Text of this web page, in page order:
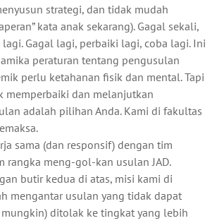
strategi, dan tidak mudah
kata anak sekarang). Gagal sekali,
Gagal lagi, perbaiki lagi, coba lagi. Ini
peraturan tentang pengusulan
perlu ketahanan fisik dan mental. Tapi
memperbaiki dan melanjutkan
adalah pilihan Anda. Kami di fakultas
sama (dan responsif) dengan tim
rangka meng-gol-kan usulan JAD.
butir kedua di atas, misi kami di
mengantar usulan yang tidak dapat
ditolak ke tingkat yang lebih